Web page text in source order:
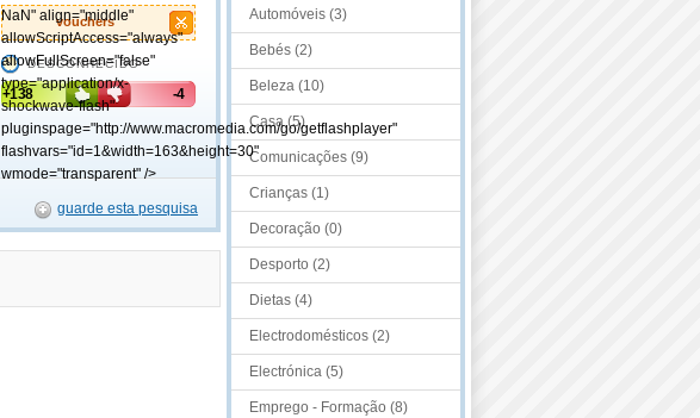
vouchers
NaN" align="middle"
allowScriptAccess="always"
allowFullScreen="false"
type="application/x-
shockwave-flash"
pluginspage="http://www.macromedia.com/go/getflashplayer"
flashvars="id=1&width=163&height=30"
wmode="transparent" />
DESCONHECIDO
+138 -4
guarde esta pesquisa
Automóveis (3)
Bebés (2)
Beleza (10)
Casa (5)
Comunicações (9)
Crianças (1)
Decoração (0)
Desporto (2)
Dietas (4)
Electrodomésticos (2)
Electrónica (5)
Emprego - Formação (8)